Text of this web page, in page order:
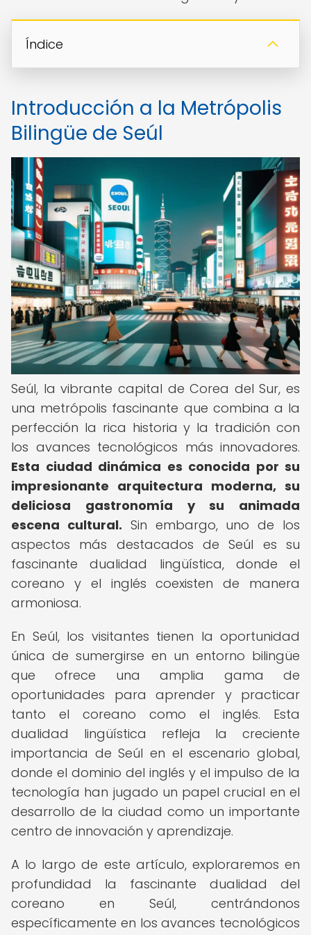
Índice
Introducción a la Metrópolis
Bilingüe de Seúl
Seúl, la vibrante capital de Corea del Sur, es
una metrópolis fascinante que combina a la
perfección la rica historia y la tradición con
los avances tecnológicos más innovadores.
Esta ciudad dinámica es conocida por su
impresionante arquitectura moderna, su
deliciosa gastronomía y su animada
escena cultural. Sin embargo, uno de los
aspectos más destacados de Seúl es su
fascinante dualidad lingüística, donde el
coreano y el inglés coexisten de manera
armoniosa.
En Seúl, los visitantes tienen la oportunidad
única de sumergirse en un entorno bilingüe
que ofrece una amplia gama de
oportunidades para aprender y practicar
tanto el coreano como el inglés. Esta
dualidad lingüística refleja la creciente
importancia de Seúl en el escenario global,
donde el dominio del inglés y el impulso de la
tecnología han jugado un papel crucial en el
desarrollo de la ciudad como un importante
centro de innovación y aprendizaje.
A lo largo de este artículo, exploraremos en
profundidad la fascinante dualidad del
coreano en Seúl, centrándonos
específicamente en los avances tecnológicos